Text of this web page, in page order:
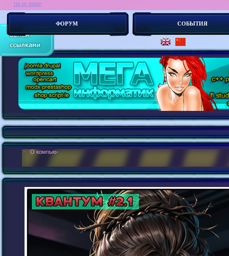
ФОРУМ СОБЫТИЯ
ria pc game
> : О компьютерных играх известно много и мало. Играть лю_